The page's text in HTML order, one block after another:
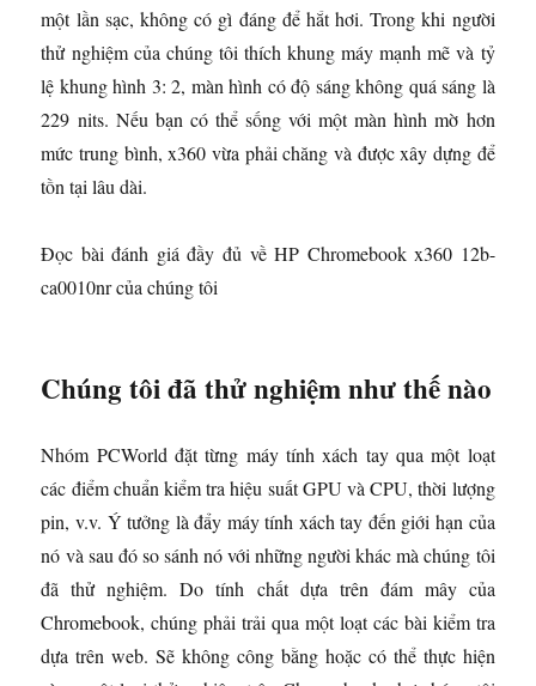
một lần sạc, không có gì đáng để hắt hơi. Trong khi người
thử nghiệm của chúng tôi thích khung máy mạnh mẽ và tỷ
lệ khung hình 3: 2, màn hình có độ sáng không quá sáng là
229 nits. Nếu bạn có thể sống với một màn hình mờ hơn
mức trung bình, x360 vừa phải chăng và được xây dựng để
tồn tại lâu dài.
Đọc bài đánh giá đầy đủ về HP Chromebook x360 12b-
ca0010nr của chúng tôi
Chúng tôi đã thử nghiệm như thế nào
Nhóm PCWorld đặt từng máy tính xách tay qua một loạt
các điểm chuẩn kiểm tra hiệu suất GPU và CPU, thời lượng
pin, v.v. Ý tưởng là đẩy máy tính xách tay đến giới hạn của
nó và sau đó so sánh nó với những người khác mà chúng tôi
đã thử nghiệm. Do tính chất dựa trên đám mây của
Chromebook, chúng phải trải qua một loạt các bài kiểm tra
dựa trên web. Sẽ không công bằng hoặc có thể thực hiện